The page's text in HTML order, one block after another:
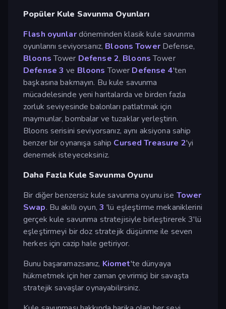
Popüler Kule Savunma Oyunları
Flash oyunlardöneminden klasik kule savunma
oyunlarını seviyorsanız, Bloons TowerDefense,
BloonsTower Defense 2, BloonsTower
Defense 3 ve Bloons Tower Defense 4'ten
başkasına bakmayın. Bu kule savunma
mücadelesinde yeni haritalarda ve birden fazla
zorluk seviyesinde balonları patlatmak için
maymunlar, bombalar ve tuzaklar yerleştirin.
Bloons serisini seviyorsanız, aynı aksiyona sahip
benzer bir oynanışa sahip Cursed Treasure 2'yi
denemek isteyeceksiniz.
Daha Fazla Kule Savunma Oyunu
Bir diğer benzersiz kule savunma oyunu ise Tower
Swap. Bu akıllı oyun, 3 'lü eşleştirme mekaniklerini
gerçek kule savunma stratejisiyle birleştirerek 3'lü
eşleştirmeyi bir doz stratejik düşünme ile seven
herkes için cazip hale getiriyor.
Bunu başaramazsanız, Kiomet'te dünyaya
hükmetmek için her zaman çevrimiçi bir savaşta
stratejik savaşlar oynayabilirsiniz.